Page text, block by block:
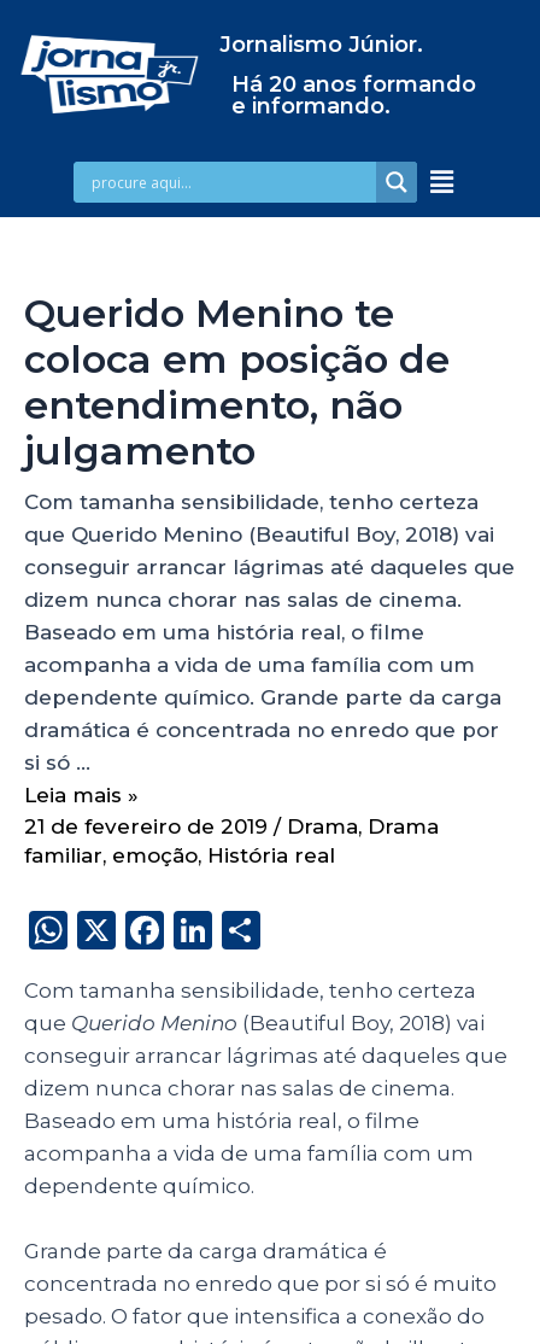
Jornalismo Júnior.
Há 20 anos formando
e informando.
Querido Menino te
coloca em posição de
entendimento, não
julgamento
Com tamanha sensibilidade, tenho certeza
que Querido Menino (Beautiful Boy, 2018) vai
conseguir arrancar lágrimas até daqueles que
dizem nunca chorar nas salas de cinema.
Baseado em uma história real, o filme
acompanha a vida de uma família com um
dependente químico. Grande parte da carga
dramática é concentrada no enredo que por
si só …
Leia mais »
21 de fevereiro de 2019 / Drama, Drama
familiar, emoção, História real
W
a
ts
A
p
p
X
F
c
e
b
o
o
k
Li
k
e
dI
n
a
re
Com tamanha sensibilidade, tenho certeza
que Querido Menino (Beautiful Boy, 2018) vai
conseguir arrancar lágrimas até daqueles que
dizem nunca chorar nas salas de cinema.
Baseado em uma história real, o filme
acompanha a vida de uma família com um
dependente químico.
Grande parte da carga dramática é
concentrada no enredo que por si só é muito
pesado. O fator que intensifica a conexão do